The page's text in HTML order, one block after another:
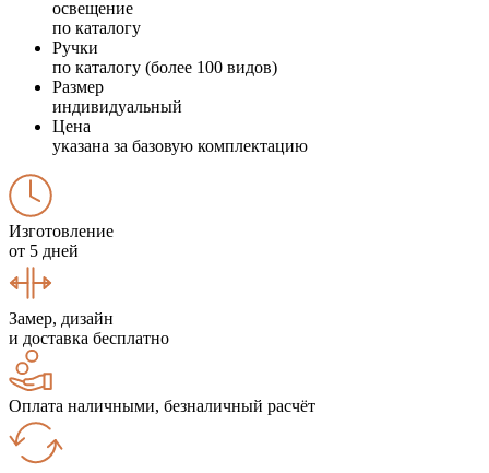
освещение
по каталогу
Ручки
по каталогу (более 100 видов)
Размер
индивидуальный
Цена
указана за базовую комплектацию
Изготовление
от 5 дней
Замер, дизайн
и доставка бесплатно
Оплата наличными, безналичный расчёт